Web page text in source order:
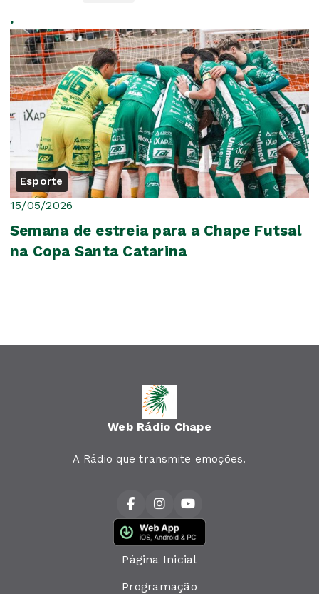
.
Esporte
15/05/2026
Semana de estreia para a Chape Futsal
na Copa Santa Catarina
Web Rádio Chape
A Rádio que transmite emoções.
Página Inicial
Programação